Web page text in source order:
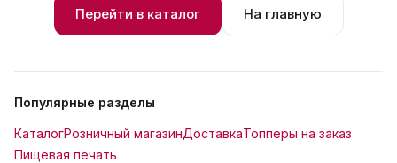
Перейти в каталог На главную
Популярные разделы
КаталогРозничный магазинДоставкаТопперы на заказ
Пищевая печать